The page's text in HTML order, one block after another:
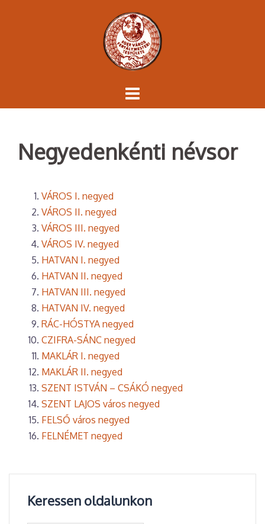
Negyedenkénti névsor
VÁROS I. negyed
VÁROS II. negyed
VÁROS III. negyed
VÁROS IV. negyed
HATVAN I. negyed
HATVAN II. negyed
HATVAN III. negyed
HATVAN IV. negyed
RÁC-HÓSTYA negyed
CZIFRA-SÁNC negyed
MAKLÁR I. negyed
MAKLÁR II. negyed
SZENT ISTVÁN – CSÁKÓ negyed
SZENT LAJOS város negyed
FELSŐ város negyed
FELNÉMET negyed
Keressen oldalunkon